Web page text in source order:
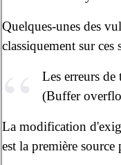
Quelques-unes des
classiquement sur ces
Les erreurs
(Buffer
La modification
est la première